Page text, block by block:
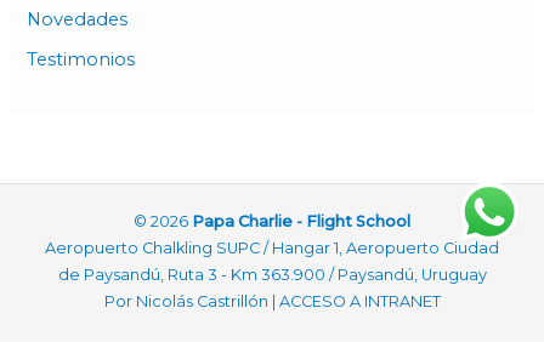
Novedades
Testimonios
© 2026 Papa Charlie - Flight School
Aeropuerto Chalkling SUPC / Hangar 1, Aeropuerto Ciudad
de Paysandú, Ruta 3 - Km 363.900 / Paysandú, Uruguay
Por Nicolás Castrillón ACCESO A INTRANET